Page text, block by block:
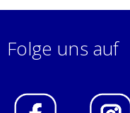
Folge uns auf